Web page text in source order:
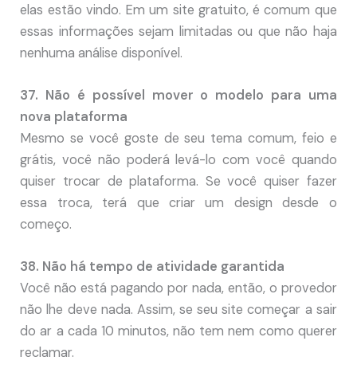
elas estão vindo. Em um site gratuito, é comum que
essas informações sejam limitadas ou que não haja
nenhuma análise disponível.
37. Não é possível mover o modelo para uma
nova plataforma
Mesmo se você goste de seu tema comum, feio e
grátis, você não poderá levá-lo com você quando
quiser trocar de plataforma. Se você quiser fazer
essa troca, terá que criar um design desde o
começo.
38. Não há tempo de atividade garantida
Você não está pagando por nada, então, o provedor
não lhe deve nada. Assim, se seu site começar a sair
do ar a cada 10 minutos, não tem nem como querer
reclamar.